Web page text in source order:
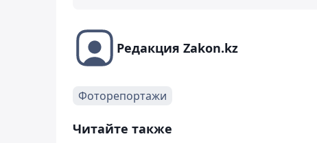
Редакция Zakon.kz
Фоторепортажи
Читайте также